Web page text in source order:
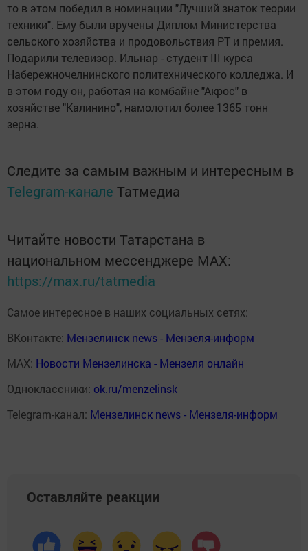
то в этом победил в номинации "Лучший знаток теории
техники". Ему были вручены Диплом Министерства
сельского хозяйства и продовольствия РТ и премия.
Подарили телевизор. Ильнар - студент III курса
Набережночелнинского политехнического колледжа. И
в этом году он, работая на комбайне "Акрос" в
хозяйстве "Калинино", намолотил более 1365 тонн
зерна.
Следите за самым важным и интересным в
Telegram-канале Татмедиа
Читайте новости Татарстана в
национальном мессенджере MАХ:
https://max.ru/tatmedia
Самое интересное в наших социальных сетях:
ВКонтакте: Мензелинск news - Мензеля-информ
MAX: Новости Мензелинска - Мензеля онлайн
Одноклассники: ok.ru/menzelinsk
Telegram-канал: Мензелинск news - Мензеля-информ
Оставляйте реакции